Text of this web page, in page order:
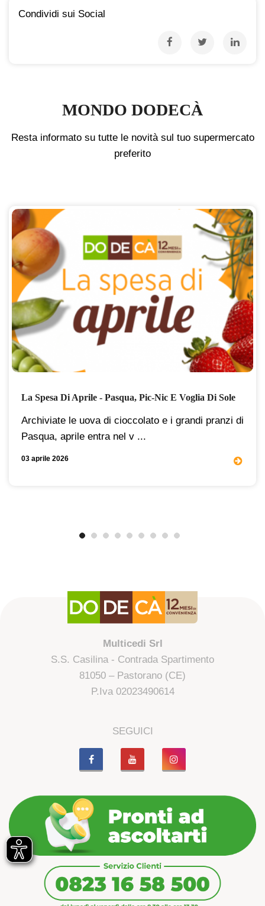
Condividi sui Social
MONDO DODECÀ
Resta informato su tutte le novità sul tuo supermercato
preferito
La Spesa Di Aprile - Pasqua, Pic-Nic E Voglia Di Sole
Archiviate le uova di cioccolato e i grandi pranzi di
Pasqua, aprile entra nel v ...
03 aprile 2026
Multicedi Srl
S.S. Casilina - Contrada Spartimento
81050 – Pastorano (CE)
P.Iva 02023490614
SEGUICI